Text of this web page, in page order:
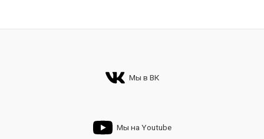
Мы в ВК
Мы на Youtube